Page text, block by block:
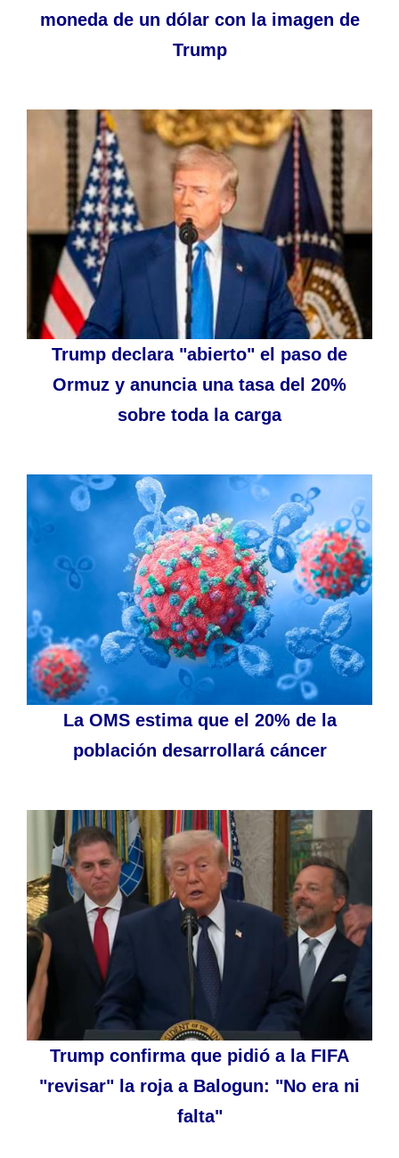
moneda de un dólar con la imagen de
Trump
Trump declara "abierto" el paso de
Ormuz y anuncia una tasa del 20%
sobre toda la carga
La OMS estima que el 20% de la
población desarrollará cáncer
Trump confirma que pidió a la FIFA
"revisar" la roja a Balogun: "No era ni
falta"